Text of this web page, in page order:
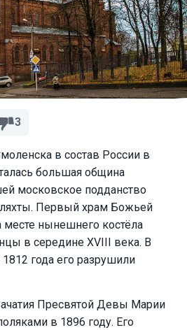
3
в состав России в
большая община
московское подданство
Первый храм Божьей
месте нынешнего костёла
в середине XVIII века. В
года его разрушили
Пресвятой Девы Марии
в 1896 году. Его